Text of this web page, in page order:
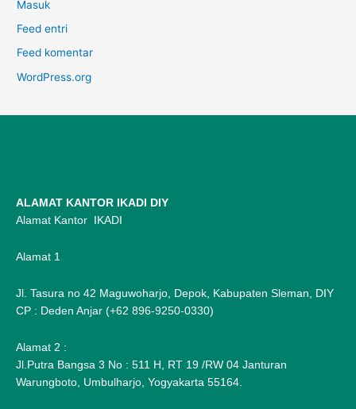
Masuk
Feed entri
Feed komentar
WordPress.org
ALAMAT KANTOR IKADI DIY
Alamat Kantor IKADI
Alamat 1
Jl. Tasura no 42 Maguwoharjo, Depok, Kabupaten Sleman, DIY
CP : Deden Anjar (+62 896-9250-0330)
Alamat 2 :
Jl.Putra Bangsa 3 No : 511 H, RT 19 /RW 04 Janturan
Warungboto, Umbulharjo, Yogyakarta 55164.